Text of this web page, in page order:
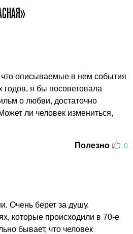
описываемые в нем события
годов, я бы посоветовала
о любви, достаточно
ли человек измениться,
Полезно 0
Очень берет за душу.
которые происходили в 70-е
бывает, что человек